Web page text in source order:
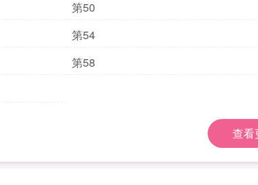
第50
第54
第58
查看